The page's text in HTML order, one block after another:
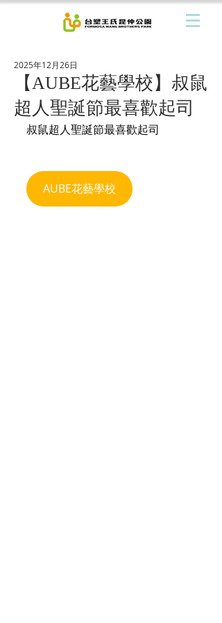
【AUBE花藝學校】叔鼠
超人聖誕節最喜歡起司
2025年12月26日
叔鼠超人聖誕節最喜歡起司
AUBE花藝學校